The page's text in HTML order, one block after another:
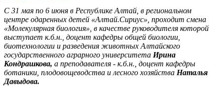
С 31 мая по 6 июня в Республике Алтай, в региональном
центре одаренных детей «Алтай.Сириус», проходит смена
«Молекулярная биология», в качестве руководителя которой
выступает к.б.н., доцент кафедры общей биологии,
биотехнологии и разведения животных Алтайского
государственного аграрного университета Ирина
Кондрашкова, а преподавателя - к.б.н., доцент кафедры
ботаники, плодовощеводства и лесного хозяйства Наталья
Давыдова.